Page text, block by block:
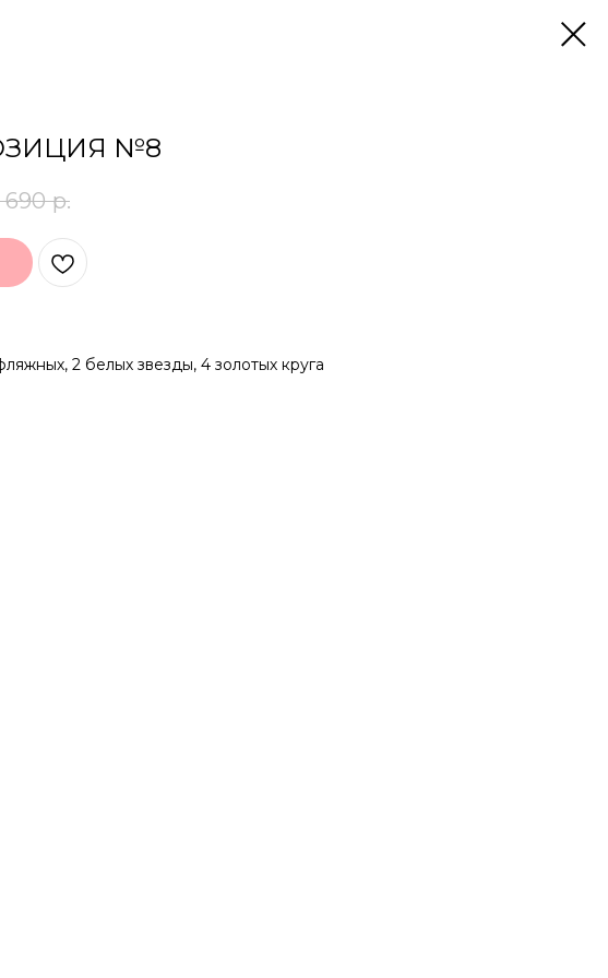
№8
690 р.
2 белых звезды, 4 золотых круга